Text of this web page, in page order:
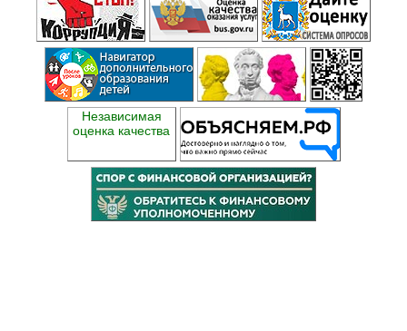
Независимая
оценка качества